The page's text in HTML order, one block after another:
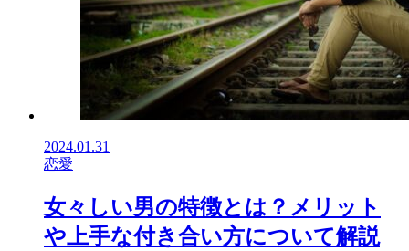
2024.01.31
恋愛
女々しい男の特徴とは？メリット
や上手な付き合い方について解説